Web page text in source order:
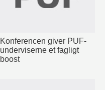
Konferencen giver PUF-
underviserne et fagligt
boost